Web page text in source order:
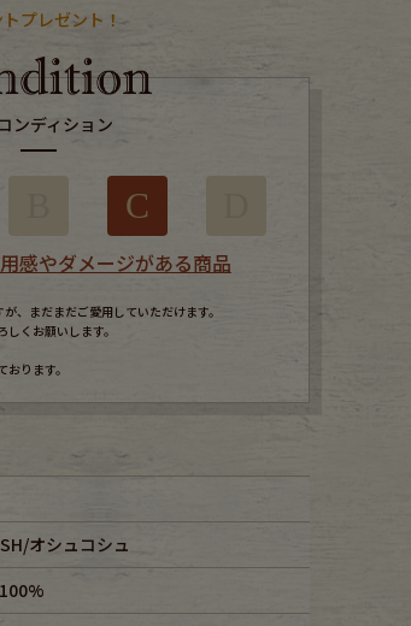
プレゼント！
ンディション
C
感やダメージがある商品
、まだまだご愛用していただけます。
くお願いします。
ります。
オシュコシュ